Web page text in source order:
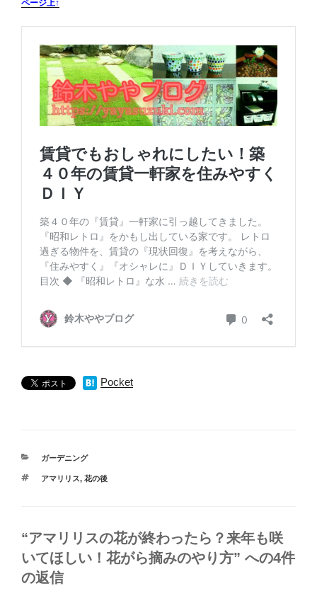
ページ上↑
Pocket
カ
ゴ
ガーデニング
タ
アマリリス, 花の後
“アマリリスの花が終わったら？来年も咲
いてほしい！花がら摘みのやり方” への4件
の返信